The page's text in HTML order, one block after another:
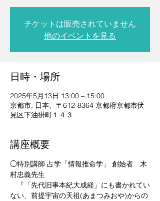
チケットは販売されていません
他のイベントを見る
日時・場所
2025年5月13日 13:00 – 15:00
京都市, 日本、〒612-8364 京都府京都市伏
見区下油掛町１４３
講座概要
◯特別講師 占学「情報推命学」 創始者　木
村忠義先生
『「先代旧事本紀大成経」にも書かれてい
ない、前提宇宙の天祖(あまつみおや)からの